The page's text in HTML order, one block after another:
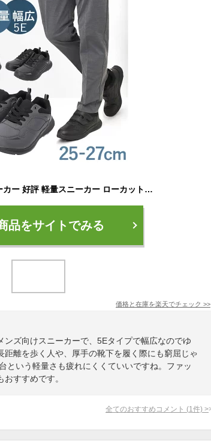
5E 幅広 メンズ スニーカー 好評 軽量スニーカー ローカットスニーカー 幅広スニーカー 軽量シューズ 通学 通勤 軽量 軽い 高校生 中学生 男子 大人 社会人 大学生 Spieler スパイラー JMS183 メンズシューズ メンズ靴
品をサイトでみる
価格と在庫を楽天でチェック >>
ンズ向けスニーカーで、5Eタイプで幅広なのでゆ
距離を歩く人や、厚手の靴下を履く際にも窮屈じゃ
という軽量さも疲れにくくていいですね。ファッ
すすめです。
全てのおすすめコメント (1 件) >